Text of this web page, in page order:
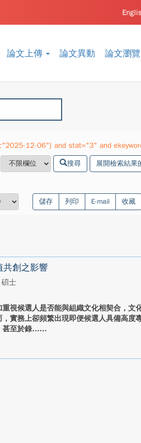
論文上傳 論文異動 論文瀏覽
12-06"} and stat="3" and
搜尋 展開檢索結果
儲存 列印 E-mail 收藏
共創之影響
士
視候選人是否能與組織文化相契合，文
實務上卻頻繁出現即便候選人具備高度
甚至於錄...